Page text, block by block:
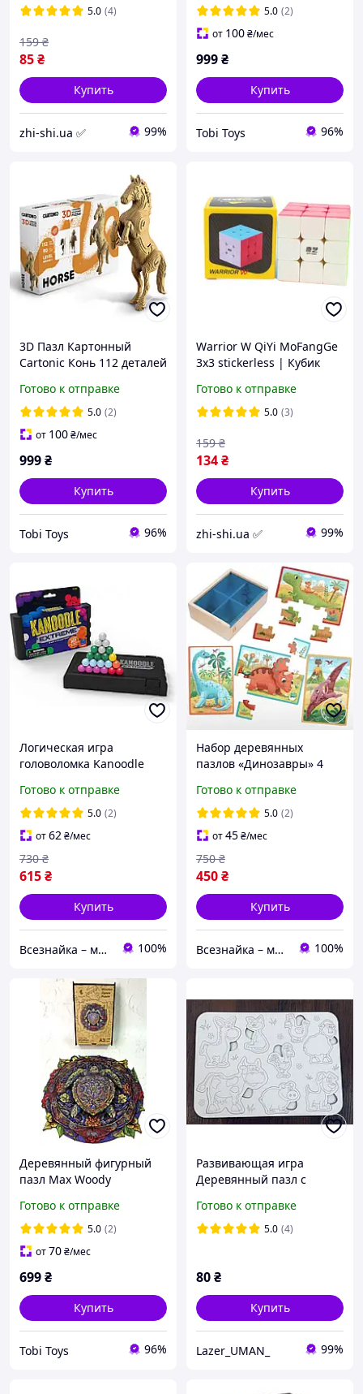
5.0 (4)
85₴
159 ₴
Купить
zhi-shi.ua ✅ 99%
5.0 (2)
от 100₴/мес
999₴
Купить
Tobi Toys 96%
3D Пазл Картонный
Cartonic Конь 112 деталей
Готово к отправке
5.0 (2)
от 100₴/мес
999₴
Купить
Tobi Toys 96%
Warrior W QiYi MoFangGe
3x3 stickerless | Кубик
цветной
Готово к отправке
5.0 (3)
134₴
159 ₴
Купить
zhi-shi.ua ✅ 99%
Логическая игра
головоломка Kanoodle
пространстве»
Educational Insights
канудл экстрим
Готово к отправке
5.0 (2)
от62₴/мес
615₴
730 ₴
Купить
Всезнайка – магазин развивающих детских игрушек 100%
Набор деревянных
пазлов «Динозавры» 4
Dinosaurs Wooden Puzzle
Set
Готово к отправке
5.0 (2)
от45₴/мес
450₴
750 ₴
Купить
Всезнайка – магазин развивающих детских игрушек 100%
Деревянный фигурный
пазл Max Woody
деталей
Готово к отправке
5.0 (2)
от70₴/мес
699₴
Купить
Tobi Toys 96%
Развивающая игра
Деревянный пазл с
21х30 см
Готово к отправке
5.0 (4)
80₴
Купить
Lazer_UMAN_ 99%